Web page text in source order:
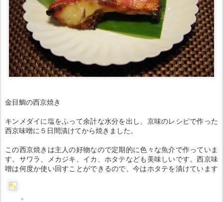
金目鯛の西京焼き
キンメダイに塩をふって余計な水分を出し、京味のレシピで作った
西京味噌に５日間漬けてから焼きました。
この西京焼きは主人の好物なので定期的に色々な魚介で作っていま
す。サワラ、メカジキ、イカ、ホタテなども美味しいです。西京味
噌は何度か使い回すことができるので、今はホタテを漬けています
。